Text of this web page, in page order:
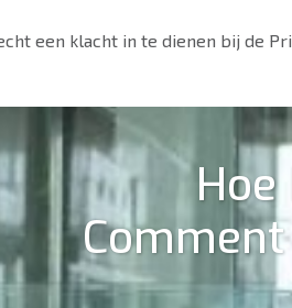
een klacht in te dienen bij de